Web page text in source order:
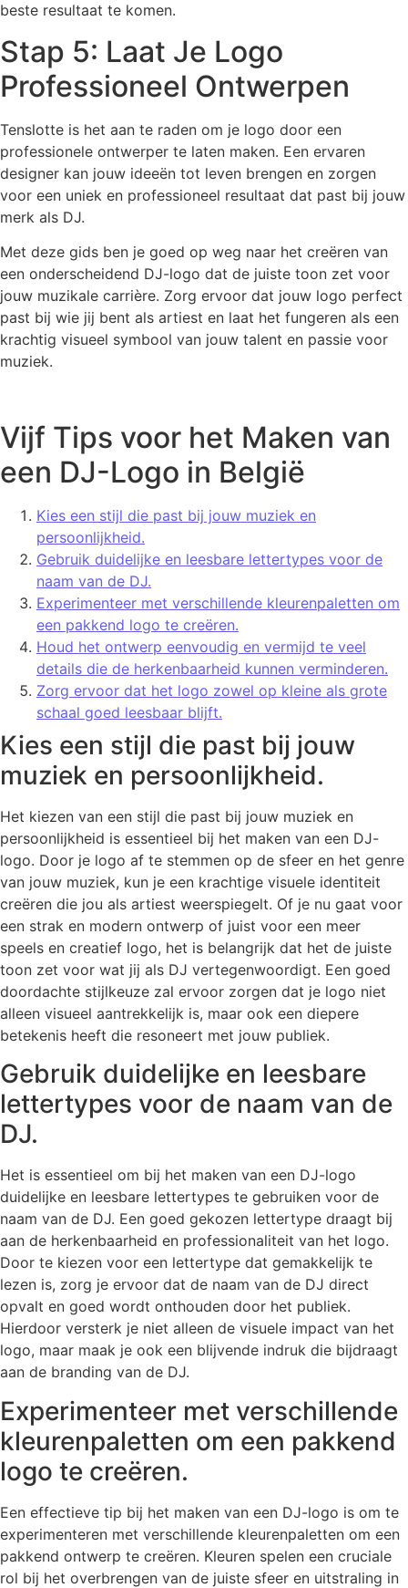
beste resultaat te komen.
Stap 5: Laat Je Logo
Professioneel Ontwerpen
Tenslotte is het aan te raden om je logo door een
professionele ontwerper te laten maken. Een ervaren
designer kan jouw ideeën tot leven brengen en zorgen
voor een uniek en professioneel resultaat dat past bij jouw
merk als DJ.
Met deze gids ben je goed op weg naar het creëren van
een onderscheidend DJ-logo dat de juiste toon zet voor
jouw muzikale carrière. Zorg ervoor dat jouw logo perfect
past bij wie jij bent als artiest en laat het fungeren als een
krachtig visueel symbool van jouw talent en passie voor
muziek.
Vijf Tips voor het Maken van
een DJ-Logo in België
Kies een stijl die past bij jouw muziek en
persoonlijkheid.
Gebruik duidelijke en leesbare lettertypes voor de
naam van de DJ.
Experimenteer met verschillende kleurenpaletten om
een pakkend logo te creëren.
Houd het ontwerp eenvoudig en vermijd te veel
details die de herkenbaarheid kunnen verminderen.
Zorg ervoor dat het logo zowel op kleine als grote
schaal goed leesbaar blijft.
Kies een stijl die past bij jouw
muziek en persoonlijkheid.
Het kiezen van een stijl die past bij jouw muziek en
persoonlijkheid is essentieel bij het maken van een DJ-
logo. Door je logo af te stemmen op de sfeer en het genre
van jouw muziek, kun je een krachtige visuele identiteit
creëren die jou als artiest weerspiegelt. Of je nu gaat voor
een strak en modern ontwerp of juist voor een meer
speels en creatief logo, het is belangrijk dat het de juiste
toon zet voor wat jij als DJ vertegenwoordigt. Een goed
doordachte stijlkeuze zal ervoor zorgen dat je logo niet
alleen visueel aantrekkelijk is, maar ook een diepere
betekenis heeft die resoneert met jouw publiek.
Gebruik duidelijke en leesbare
lettertypes voor de naam van de
DJ.
Het is essentieel om bij het maken van een DJ-logo
duidelijke en leesbare lettertypes te gebruiken voor de
naam van de DJ. Een goed gekozen lettertype draagt bij
aan de herkenbaarheid en professionaliteit van het logo.
Door te kiezen voor een lettertype dat gemakkelijk te
lezen is, zorg je ervoor dat de naam van de DJ direct
opvalt en goed wordt onthouden door het publiek.
Hierdoor versterk je niet alleen de visuele impact van het
logo, maar maak je ook een blijvende indruk die bijdraagt
aan de branding van de DJ.
Experimenteer met verschillende
kleurenpaletten om een pakkend
logo te creëren.
Een effectieve tip bij het maken van een DJ-logo is om te
experimenteren met verschillende kleurenpaletten om een
pakkend ontwerp te creëren. Kleuren spelen een cruciale
rol bij het overbrengen van de juiste sfeer en uitstraling in